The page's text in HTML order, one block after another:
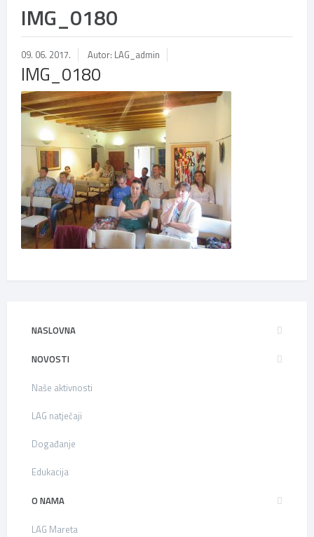
IMG_0180
09. 06. 2017. Autor: LAG_admin
IMG_0180
NASLOVNA
NOVOSTI
Naše aktivnosti
LAG natječaji
Događanje
Edukacija
O NAMA
LAG Mareta